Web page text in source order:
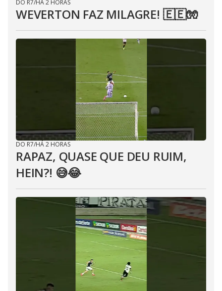
DO R7/HÁ 2 HORAS
WEVERTON FAZ MILAGRE! 🇪🇪🧤
DO R7/HÁ 2 HORAS
RAPAZ, QUASE QUE DEU RUIM,
HEIN?! 😅😂⁣